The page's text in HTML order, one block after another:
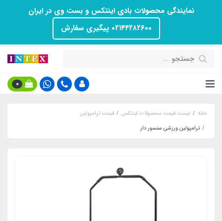
نمایندگی محصولات بادی اینتکس و بست وی در ایران
۰۲۱۴۴۲۸۲۶۰۰ پیگیری سفارش
0
خانه لیست قیمت محصولات اینتکس
قیمت ترامپولین
ترامپولین ورزشی سنسور دار